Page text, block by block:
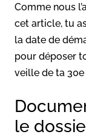
Comme nous
cet article, tu
la date de
pour déposer
veille de ta
le